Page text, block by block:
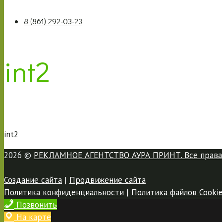
8 (861) 292-03-23
int2
int2
2026 © РЕКЛАМНОЕ АГЕНТСТВО АУРА ПРИНТ. Все
Создание сайта | Продвижение сайта
Политика конфиденциальности | Политика файлов Cookie
Позвонить
На карте